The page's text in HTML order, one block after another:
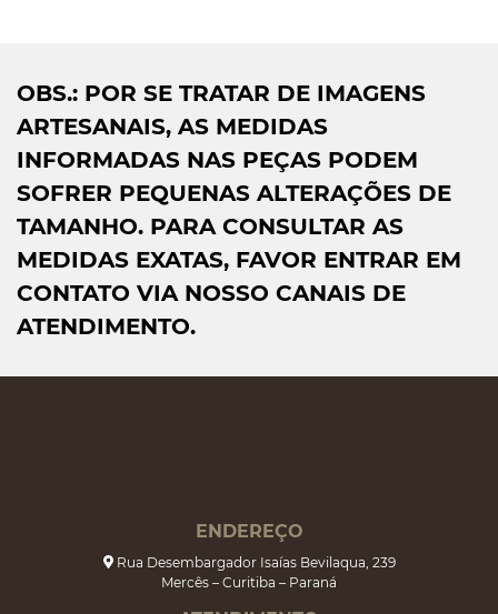
OBS.: POR SE TRATAR DE IMAGENS
ARTESANAIS, AS MEDIDAS
INFORMADAS NAS PEÇAS PODEM
SOFRER PEQUENAS ALTERAÇÕES DE
TAMANHO. PARA CONSULTAR AS
MEDIDAS EXATAS, FAVOR ENTRAR EM
CONTATO VIA NOSSO CANAIS DE
ATENDIMENTO.
ENDEREÇO
Rua Desembargador Isaías Bevilaqua, 239
Mercês – Curitiba – Paraná